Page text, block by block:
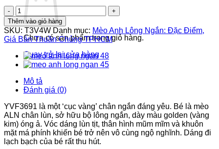
Chưa có sản phẩm trong giỏ hàng.
Quay trở lại cửa hàng
16.700.000 ₫.
16.200.000 ₫.
Mèo
Anh
lông
ngắn
chân
lùn
màu
golden
mã
YVF3691
lượng
Thêm vào giỏ hàng
SKU: T3V4W Danh mục: Mèo Anh Lông Ngắn: Đặc Điểm,
Giá Bán Thuần Chủng TPHCM
Mô tả
Đánh giá (0)
YVF3691 là một ‘cục vàng’ chân ngắn đáng yêu. Bé là mèo
ALN chân lùn, sở hữu bộ lông ngắn, dày màu golden (vàng
kim) óng ả. Vóc dáng lùn tịt, thân hình mũm mĩm và khuôn
mặt má phính khiến bé trở nên vô cùng ngộ nghĩnh. Dáng đi
lạch bạch của bé rất thu hút.